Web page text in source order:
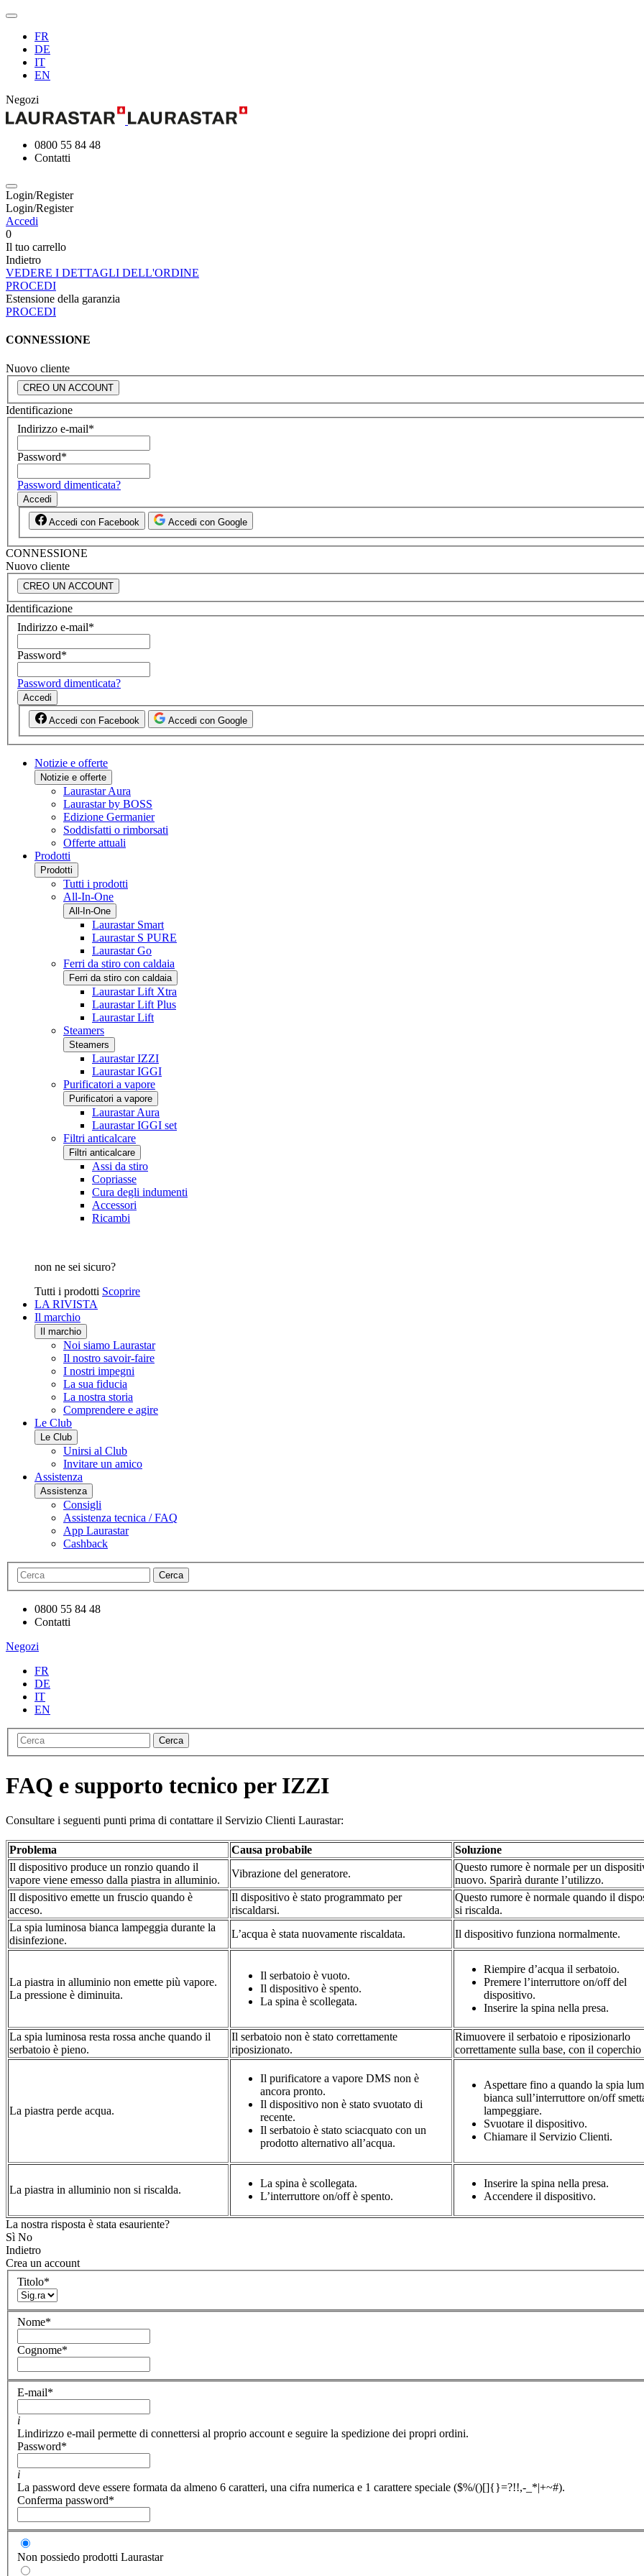
FR
DE
IT
EN
Negozi
0800 55 84 48
Contatti
Login/Register
Login/Register
Accedi
0
Il tuo carrello
Indietro
VEDERE I DETTAGLI DELL'ORDINE
PROCEDI
Estensione della garanzia
PROCEDI
CONNESSIONE
Nuovo cliente
CREO UN ACCOUNT
Identificazione
Indirizzo e-mail*
Password*
Password dimenticata?
Accedi
Accedi con Facebook Accedi con Google
CONNESSIONE
Nuovo cliente
CREO UN ACCOUNT
Identificazione
Indirizzo e-mail*
Password*
Password dimenticata?
Accedi
Accedi con Facebook Accedi con Google
Notizie e offerte
Notizie e offerte
Laurastar Aura
Laurastar by BOSS
Edizione Germanier
Soddisfatti o rimborsati
Offerte attuali
Prodotti
Prodotti
Tutti i prodotti
All-In-One
All-In-One
Laurastar Smart
Laurastar S PURE
Laurastar Go
Ferri da stiro con caldaia
Ferri da stiro con caldaia
Laurastar Lift Xtra
Laurastar Lift Plus
Laurastar Lift
Steamers
Steamers
Laurastar IZZI
Laurastar IGGI
Purificatori a vapore
Purificatori a vapore
Laurastar Aura
Laurastar IGGI set
Filtri anticalcare
Filtri anticalcare
Assi da stiro
Copriasse
Cura degli indumenti
Accessori
Ricambi
non ne sei sicuro?
Tutti i prodotti Scoprire
LA RIVISTA
Il marchio
Il marchio
Noi siamo Laurastar
Il nostro savoir-faire
I nostri impegni
La sua fiducia
La nostra storia
Comprendere e agire
Le Club
Le Club
Unirsi al Club
Invitare un amico
Assistenza
Assistenza
Consigli
Assistenza tecnica / FAQ
App Laurastar
Cashback
Cerca
0800 55 84 48
Contatti
Negozi
FR
DE
IT
EN
Cerca
FAQ e supporto tecnico per IZZI
Consultare i seguenti punti prima di contattare il Servizio Clienti Laurastar:
Problema Causa probabile
Soluzione
Il dispositivo produce un ronzio quando il
vapore viene emesso dalla piastra in alluminio.
Vibrazione del generatore.
Questo rumore è normale per un
nuovo. Sparirà durante l’utilizzo.
Il dispositivo emette un fruscio quando è
acceso.
Il dispositivo è stato programmato per
riscaldarsi.
Questo rumore è normale quando il
si riscalda.
La spia luminosa bianca lampeggia durante la
disinfezione.
L’acqua è stata nuovamente riscaldata. Il dispositivo funziona normalmente.
La piastra in alluminio non emette più vapore.
La pressione è diminuita.
Il serbatoio è vuoto.
Il dispositivo è spento.
La spina è scollegata.
Riempire d’acqua il serbatoio.
Premere l’interruttore on/off del
dispositivo.
Inserire la spina nella presa.
La spia luminosa resta rossa anche quando il
serbatoio è pieno.
Il serbatoio non è stato correttamente
riposizionato.
Rimuovere il serbatoio e riposizionarlo
correttamente sulla base, con il coperchio
La piastra perde acqua.
Il purificatore a vapore DMS non è
ancora pronto.
Il dispositivo non è stato svuotato di
recente.
Il serbatoio è stato sciacquato con un
prodotto alternativo all’acqua.
Aspettare fino a quando la spia
bianca sull’interruttore on/off
lampeggiare.
Svuotare il dispositivo.
Chiamare il Servizio Clienti.
La piastra in alluminio non si riscalda.
La spina è scollegata.
L’interruttore on/off è spento.
Inserire la spina nella presa.
Accendere il dispositivo.
La nostra risposta è stata esauriente?
Sì No
Indietro
Crea un account
Titolo*
Nome*
Cognome*
E-mail*
i
Lindirizzo e-mail permette di connettersi al proprio account e seguire la spedizione dei propri ordini.
Password*
i
La password deve essere formata da almeno 6 caratteri, una cifra numerica e 1 carattere speciale ($%/()[]{}=?!!,-_*|+~#).
Conferma password*
Non possiedo prodotti Laurastar